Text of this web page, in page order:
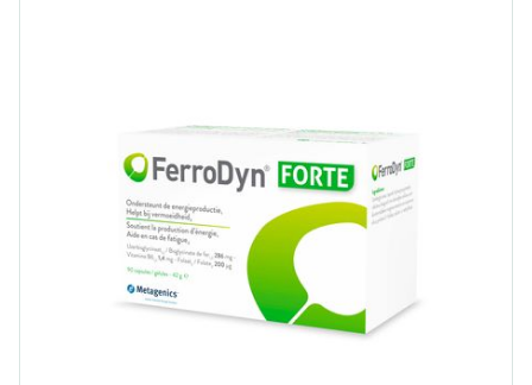
Verpakking
Kamertemperatuur (15°C - 25°C)